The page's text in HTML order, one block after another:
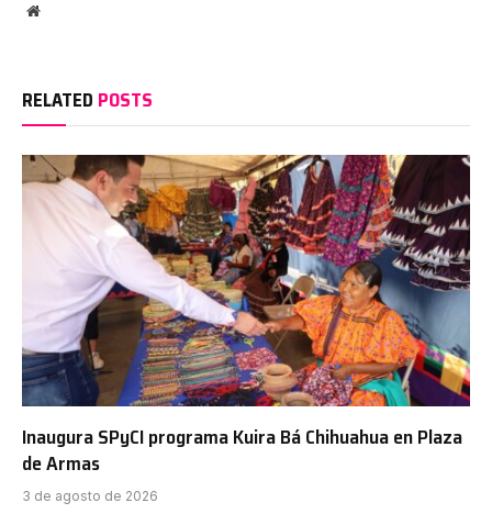
Website
RELATED POSTS
Inaugura SPyCI programa Kuira Bá Chihuahua en Plaza
de Armas
3 de agosto de 2026